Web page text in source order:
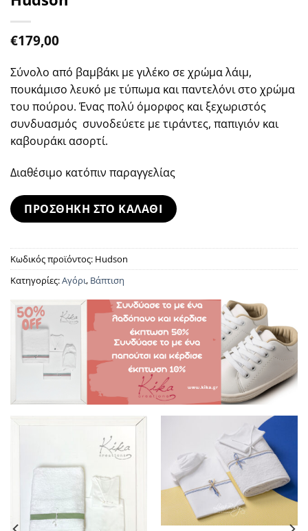
€179,00
Σύνολο από βαμβάκι με γιλέκο σε χρώμα λάιμ,
πουκάμισο λευκό με τύπωμα και παντελόνι στο χρώμα
του πούρου. Ένας πολύ όμορφος και ξεχωριστός
συνδυασμός συνοδεύετε με τιράντες, παπιγιόν και
καβουράκι ασορτί.
Διαθέσιμο κατόπιν παραγγελίας
ΠΡΟΣΘΗΚΗ ΣΤΟ ΚΑΛΑΘΙ
Κωδικός προϊόντος: Hudson
Κατηγορίες:Αγόρι, Βάπτιση